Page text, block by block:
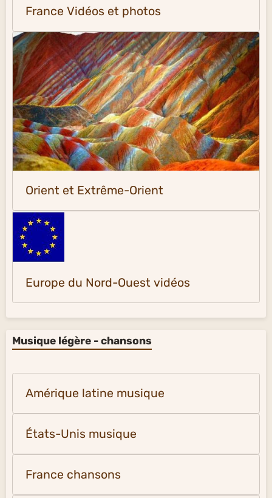
France Vidéos et photos
Orient et Extrême-Orient
Europe du Nord-Ouest vidéos
Musique légère - chansons
Amérique latine musique
États-Unis musique
France chansons